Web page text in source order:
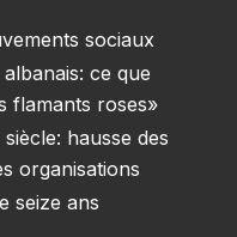
sociaux
ce que
flamants roses»
hausse des
organisations
seize ans